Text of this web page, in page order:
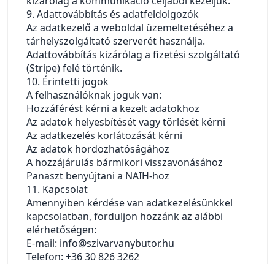
9. Adattovábbítás és adatfeldolgozók
Az adatkezelő a weboldal üzemeltetéséhez a
tárhelyszolgáltató szerverét használja.
Adattovábbítás kizárólag a fizetési szolgáltató
(Stripe) felé történik.
10. Érintetti jogok
A felhasználóknak joguk van:
Hozzáférést kérni a kezelt adatokhoz
Az adatok helyesbítését vagy törlését kérni
Az adatkezelés korlátozását kérni
Az adatok hordozhatóságához
A hozzájárulás bármikori visszavonásához
Panaszt benyújtani a NAIH-hoz
11. Kapcsolat
Amennyiben kérdése van adatkezelésünkkel
kapcsolatban, forduljon hozzánk az alábbi
elérhetőségen:
E-mail: info@szivarvanybutor.hu
Telefon: +36 30 826 3262